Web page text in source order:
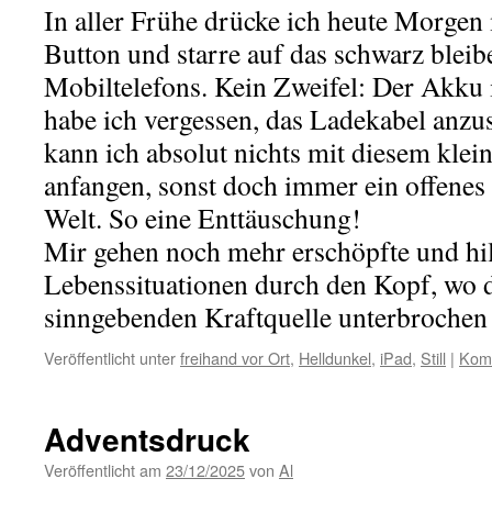
In aller Frühe drücke ich heute
Button und starre auf das schwarz
Mobiltelefons. Kein Zweifel: Der Akku
habe ich vergessen, das Ladekabel
kann ich absolut nichts mit diesem
anfangen, sonst doch immer ein
Welt. So eine Enttäuschung!
Mir gehen noch mehr erschöpfte und
Lebenssituationen durch den Kopf, wo
sinngebenden Kraftquelle
Veröffentlicht unterfreihand vor Ort, Helldunkel, iPad, Still |
Adventsdruck
Veröffentlicht am 23/12/2025von Al